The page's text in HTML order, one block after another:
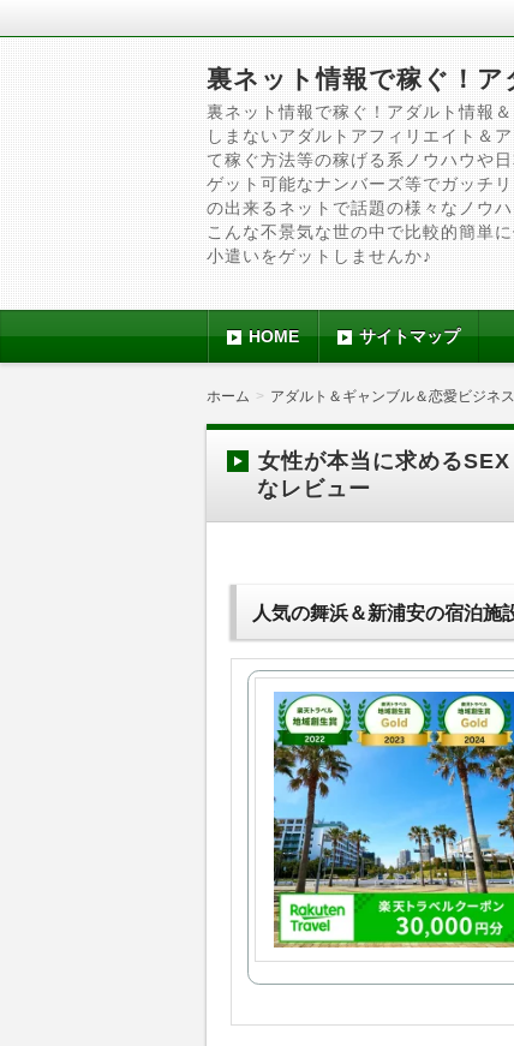
裏ネット情報で稼ぐ！
裏ネット情報で稼ぐ！アダルト情報
しまないアダルトアフィリエイト＆
て稼ぐ方法等の稼げる系ノウハウや
ゲット可能なナンバーズ等でガッチ
の出来るネットで話題の様々なノウ
こんな不景気な世の中で比較的簡単
小遣いをゲットしませんか♪
HOME サイトマップ
ホーム アダルト＆ギャンブル＆恋愛ビジネ
女性が本当に求める
なレビュー
人気の舞浜＆新浦安の宿泊施